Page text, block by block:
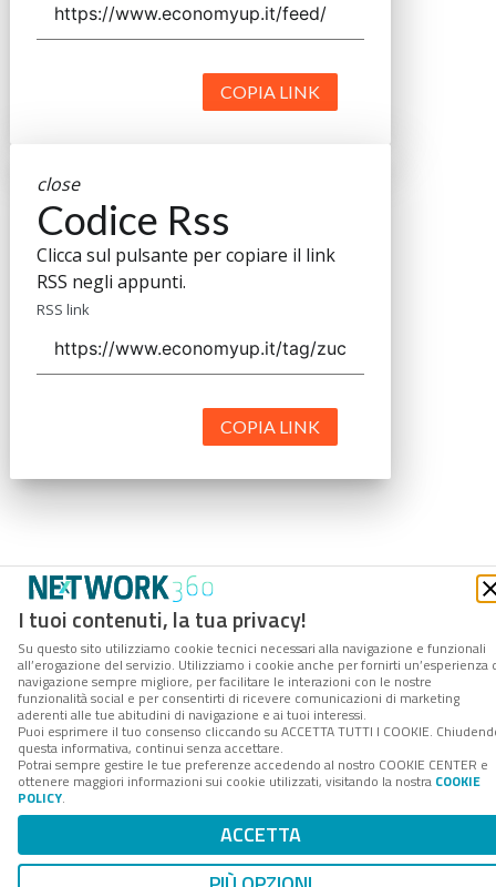
I tuoi contenuti, la tua privacy!
Su questo sito utilizziamo cookie tecnici necessari alla navigazione e funzionali
all’erogazione del servizio. Utilizziamo i cookie anche per fornirti un’esperienza
navigazione sempre migliore, per facilitare le interazioni con le nostre
funzionalità social e per consentirti di ricevere comunicazioni di marketing
aderenti alle tue abitudini di navigazione e ai tuoi interessi.
Puoi esprimere il tuo consenso cliccando su ACCETTA TUTTI I COOKIE.
questa informativa, continui senza accettare.
Potrai sempre gestire le tue preferenze accedendo al nostro COOKIE CENTER e
ottenere maggiori informazioni sui cookie utilizzati, visitando la nostra COOKIE
POLICY.
ACCETTA
COPIA LINK
close
Codice Rss
Clicca sul pulsante per copiare il link
RSS negli appunti.
RSS link
COPIA LINK